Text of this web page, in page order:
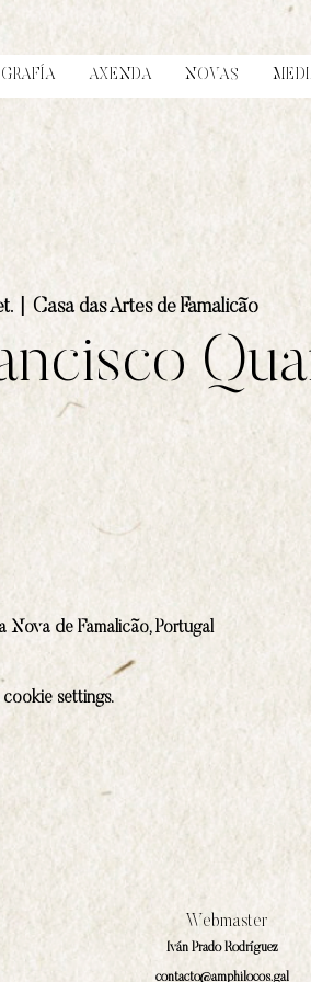
AXENDA NOVAS
  |
Casa das Artes de Famalicão
Nova de Famalicão, Portugal
settings.
Webmaster
Iván Prado Rodríguez
contacto@amphilocos.gal